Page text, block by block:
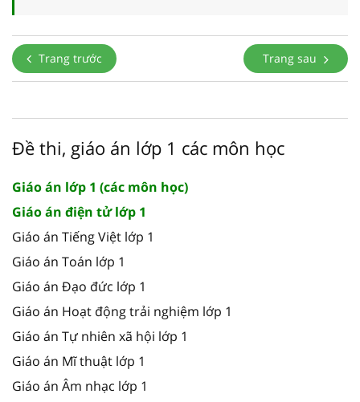
Trang trước Trang sau
Đề thi, giáo án lớp 1 các môn học
Giáo án lớp 1 (các môn học)
Giáo án điện tử lớp 1
Giáo án Tiếng Việt lớp 1
Giáo án Toán lớp 1
Giáo án Đạo đức lớp 1
Giáo án Hoạt động trải nghiệm lớp 1
Giáo án Tự nhiên xã hội lớp 1
Giáo án Mĩ thuật lớp 1
Giáo án Âm nhạc lớp 1